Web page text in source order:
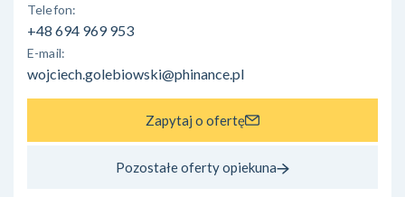
Telefon:
+48 694 969 953
E-mail:
wojciech.golebiowski@phinance.pl
Zapytaj o ofertę
Pozostałe oferty opiekuna